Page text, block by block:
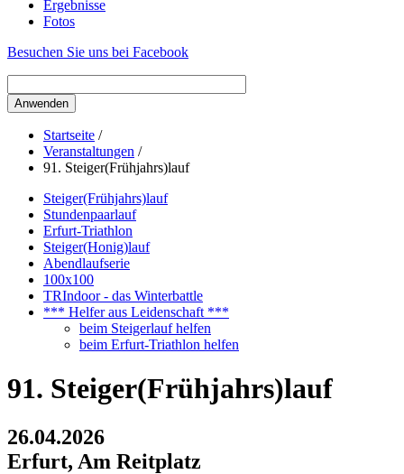
Ergebnisse
Fotos
Besuchen Sie uns bei Facebook
Startseite /
Veranstaltungen /
91. Steiger(Frühjahrs)lauf
Steiger(Frühjahrs)lauf
Stundenpaarlauf
Erfurt-Triathlon
Steiger(Honig)lauf
Abendlaufserie
100x100
TRIndoor - das Winterbattle
*** Helfer aus Leidenschaft ***
beim Steigerlauf helfen
beim Erfurt-Triathlon helfen
91. Steiger(Frühjahrs)lauf
26.04.2026
Erfurt, Am Reitplatz